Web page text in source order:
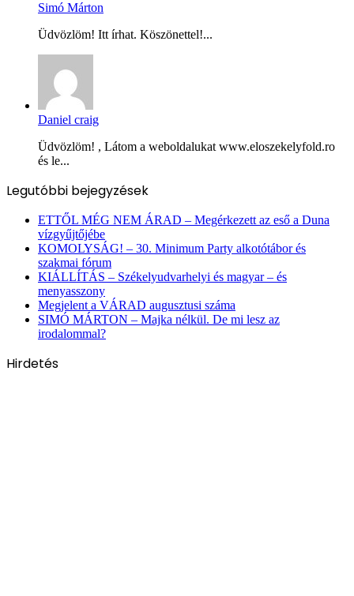
Simó Márton
Üdvözlöm! Itt írhat. Köszönettel!...
Daniel craig
Üdvözlöm! , Látom a weboldalukat www.eloszekelyfold.ro
és le...
Legutóbbi bejegyzések
ETTŐL MÉG NEM ÁRAD – Megérkezett az eső a Duna
vízgyűjtőjébe
KOMOLYSÁG! – 30. Minimum Party alkotótábor és
szakmai fórum
KIÁLLÍTÁS – Székelyudvarhelyi és magyar – és
menyasszony
Megjelent a VÁRAD augusztusi száma
SIMÓ MÁRTON – Majka nélkül. De mi lesz az
irodalommal?
Hirdetés